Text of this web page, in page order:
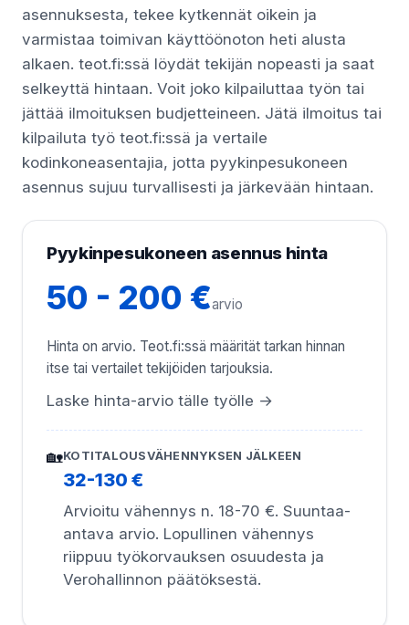
asennuksesta, tekee kytkennät oikein ja
varmistaa toimivan käyttöönoton heti alusta
alkaen. teot.fi:ssä löydät tekijän nopeasti ja saat
selkeyttä hintaan. Voit joko kilpailuttaa työn tai
jättää ilmoituksen budjetteineen. Jätä ilmoitus tai
kilpailuta työ teot.fi:ssä ja vertaile
kodinkoneasentajia, jotta pyykinpesukoneen
asennus sujuu turvallisesti ja järkevään hintaan.
Pyykinpesukoneen asennus hinta
50 - 200 €arvio
Hinta on arvio. Teot.fi:ssä määrität tarkan hinnan
itse tai vertailet tekijöiden tarjouksia.
Laske hinta-arvio tälle työlle →
🏡KOTITALOUSVÄHENNYKSEN JÄLKEEN
32-130 €
Arvioitu vähennys n. 18-70 €. Suuntaa-
antava arvio. Lopullinen vähennys
riippuu työkorvauksen osuudesta ja
Verohallinnon päätöksestä.